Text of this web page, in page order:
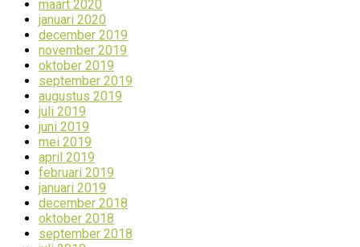
maart 2020
januari 2020
december 2019
november 2019
oktober 2019
september 2019
augustus 2019
juli 2019
juni 2019
mei 2019
april 2019
februari 2019
januari 2019
december 2018
oktober 2018
september 2018